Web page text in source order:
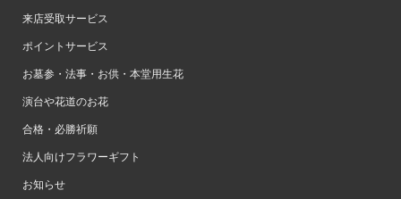
来店受取サービス
ポイントサービス
お墓参・法事・お供・本堂用生花
演台や花道のお花
合格・必勝祈願
法人向けフラワーギフト
お知らせ